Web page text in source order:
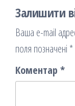
Залишити
Ваша e-mail
поля позначені *
Коментар *